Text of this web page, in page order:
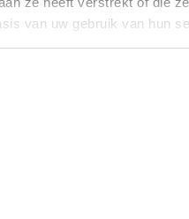
van uw gebruik van hun
respect in woorden,
in daden.